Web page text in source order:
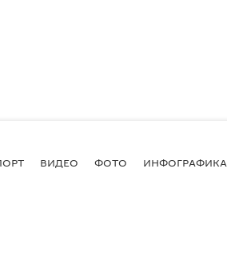
ВИДЕО ФОТО ИНФОГРАФИКА